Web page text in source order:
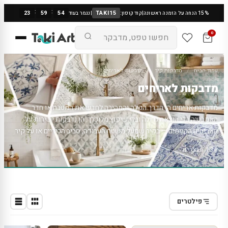
15% הנחה על הזמנה ראשונה |קוד קופון: TAKI15
|נגמר בעוד 23 : 59 : 53
0
עמוד הבית / מדבקות קיר / מדבקות לאריחים
מדבקות לאריחים
מדבקות אריחים הן הדרך הקלה והמהירה לחדש את המטבח או חדר
האמבטיה בלי הוצאה גדולה ובלי שיפוץ מלוכלך. הן נדבקות ישירות על
האריחים הקיימים — בקיר שמעל משטח העבודה, סביב הכיריים או על קיר
המקלחת — ומעניקות מראה חדש לגמרי תוך דקות. ניתן לבחור ממגוון
עשיר של דוגמאות: אריחים מצוירים בהשראה פורטוגזית ומרוקאית,
פסיפס, דוגמאות גיאומטריות, פרחוניות וצבעים אחידים. המדבקות עשויות
וההסרה נקייה. זהו שדרוג עיצובי משתלם שנותן למטבח או לאמבטיה אופי
חדש ורענן בהשקעה קטנה.
134 מוצרים
פילטרים